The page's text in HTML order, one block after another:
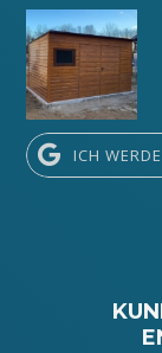
ICH